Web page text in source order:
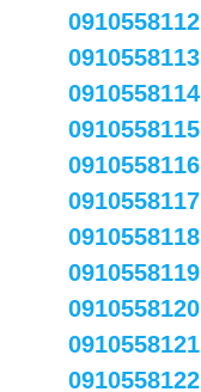
0910558112
0910558113
0910558114
0910558115
0910558116
0910558117
0910558118
0910558119
0910558120
0910558121
0910558122